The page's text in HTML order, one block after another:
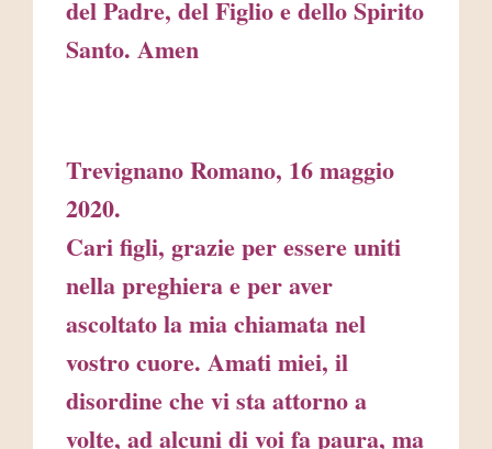
del Padre, del Figlio e dello Spirito
Santo. Amen
Trevignano Romano, 16 maggio
2020.
Cari figli, grazie per essere uniti
nella preghiera e per aver
ascoltato la mia chiamata nel
vostro cuore. Amati miei, il
disordine che vi sta attorno a
volte, ad alcuni di voi fa paura, ma